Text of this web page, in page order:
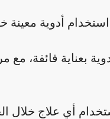
أدوية معينة